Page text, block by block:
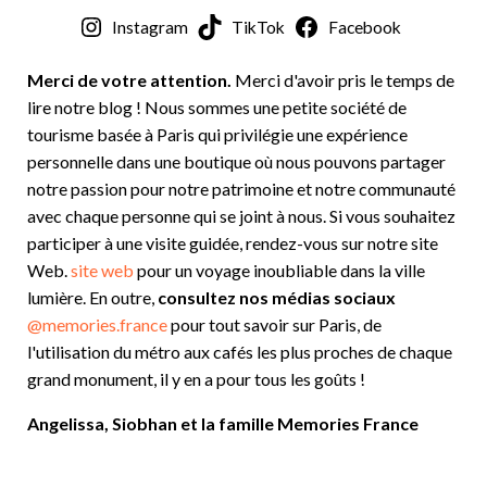
Instagram TikTok Facebook
Merci de votre attention. Merci d'avoir pris le temps de
lire notre blog ! Nous sommes une petite société de
tourisme basée à Paris qui privilégie une expérience
personnelle dans une boutique où nous pouvons partager
notre passion pour notre patrimoine et notre communauté
avec chaque personne qui se joint à nous. Si vous souhaitez
participer à une visite guidée, rendez-vous sur notre site
Web.site web pour un voyage inoubliable dans la ville
lumière. En outre, consultez nos médias sociaux
@memories.francepour tout savoir sur Paris, de
l'utilisation du métro aux cafés les plus proches de chaque
grand monument, il y en a pour tous les goûts !
Angelissa, Siobhan et la famille Memories France